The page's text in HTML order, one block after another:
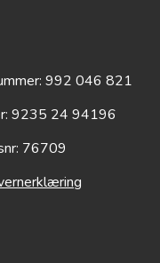
992 046 821
9235 24 94196
76709